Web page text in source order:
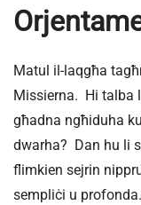
Matul il-laqgħa
Missierna. Hi talba
għadna ngħiduha
dwarha? Dan hu li
flimkien sejrin
sempliċi u profonda.